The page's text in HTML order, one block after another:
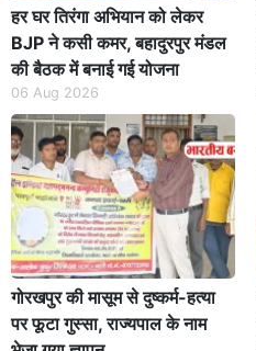
हर घर तिरंगा अभियान को लेकर
BJP ने कसी कमर, बहादुरपुर मंडल
की बैठक में बनाई गई योजना
06 Aug 2026
गोरखपुर की मासूम से दुष्कर्म-हत्या
पर फूटा गुस्सा, राज्यपाल के नाम